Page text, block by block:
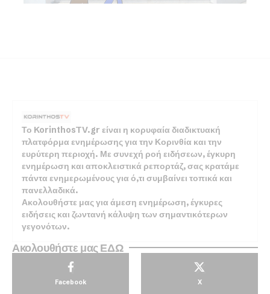
Το KorinthosTV.gr είναι η κορυφαία διαδικτυακή
πλατφόρμα ενημέρωσης για την Κορινθία και την
ευρύτερη περιοχή. Με συνεχή ροή ειδήσεων, έγκυρη
ενημέρωση και αποκλειστικά ρεπορτάζ, σας κρατάμε
πάντα ενημερωμένους για ό,τι συμβαίνει τοπικά και
πανελλαδικά.
Ακολουθήστε μας για άμεση ενημέρωση, έγκυρες
ειδήσεις και ζωντανή κάλυψη των σημαντικότερων
γεγονότων.
Ακολουθήστε μας ΕΔΩ
Facebook X